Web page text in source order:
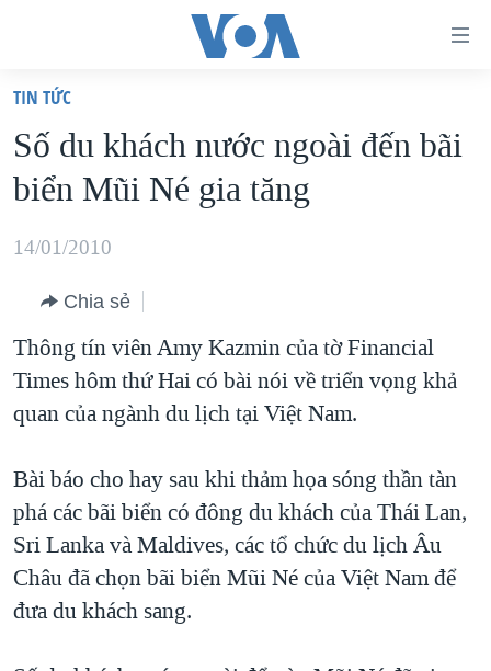
truy
cập
Tới
dung
chính
điều
hướng
chính
tới
"Tìm"
VIỆT NAM
HOA KỲ
BIỂN ĐÔNG
BLOG
DIỄN ĐÀN
MỤC
VẠCH TRẦN TIN GIẢ
NGƯỜI VIỆT HẢI NGOẠI
ĐỜI SỐNG
CHUYÊN ĐỀ
CHIẾN TRANH THƯƠNG MẠI CỦA MỸ: QUÁ KHỨ VÀ HIỆN
HÀNH TRÌNH BẦU CỬ 2024
MỘT NĂM CHIẾN TRANH TẠI DẢI GAZA
GIẢI MÃ VÀNH ĐAI & CON ĐƯỜNG
HỌC TIẾNG ANH
VIDEO
NGHE
MẠNG XÃ HỘI
TIN TỨC
Số du khách nước ngoài đến bãi
biển Mũi Né gia tăng
14/01/2010
Chia sẻ
Thông tín viên Amy Kazmin của tờ Financial
Times hôm thứ Hai có bài nói về triển vọng khả
quan của ngành du lịch tại Việt Nam.
Bài báo cho hay sau khi thảm họa sóng thần tàn
phá các bãi biển có đông du khách của Thái Lan,
Sri Lanka và Maldives, các tổ chức du lịch Âu
Châu đã chọn bãi biển Mũi Né của Việt Nam để
đưa du khách sang.